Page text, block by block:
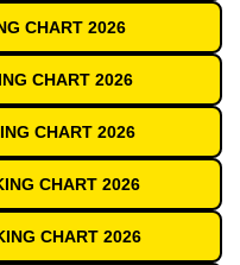
CHART 2026
CHART 2026
CHART 2026
CHART 2026
CHART 2026